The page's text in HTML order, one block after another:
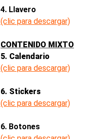
4. Llavero
(clic para descargar)
CONTENIDO MIXTO
5. Calendario
(clic para descargar)
6. Stickers
(clic para descargar)
6. Botones